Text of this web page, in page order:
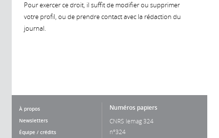
Pour exercer ce droit, il suffit de modifier ou supprimer
votre profil, ou de prendre contact avec la rédaction du
journal.
À propos
Newsletters
Équipe / crédits
Numéros papiers
CNRS lemag 324
n°324